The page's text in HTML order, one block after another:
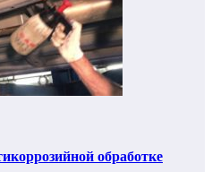
обработке